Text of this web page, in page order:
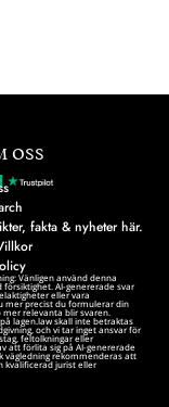
OSS
fakta & nyheter här.
Vänligen använd denna
försiktighet. AI-genererade svar
eller vara
mer precist du formulerar din
mer relevanta blir svaren.
lagen.law skall inte betraktas
och vi tar inget ansvar för
feltolkningar eller
att förlita sig på AI-genererade
vägledning rekommenderas att
kvalificerad jurist eller